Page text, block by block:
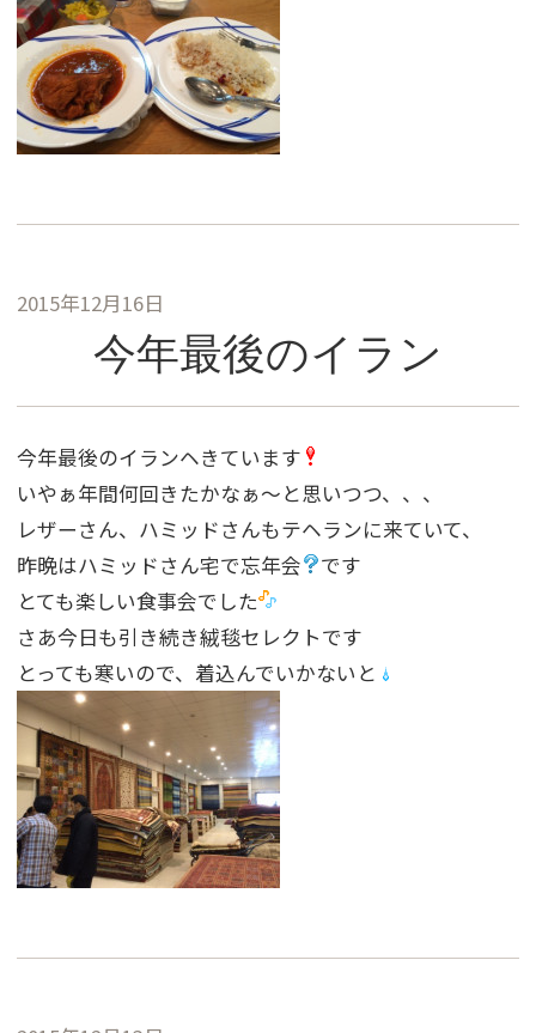
2015年12月16日
今年最後のイラン
今年最後のイランヘきています
いやぁ年間何回きたかなぁ〜と思いつつ、、、
レザーさん、ハミッドさんもテヘランに来ていて、
昨晩はハミッドさん宅で忘年会
です
とても楽しい食事会でした
さあ今日も引き続き絨毯セレクトです
とっても寒いので、着込んでいかないと